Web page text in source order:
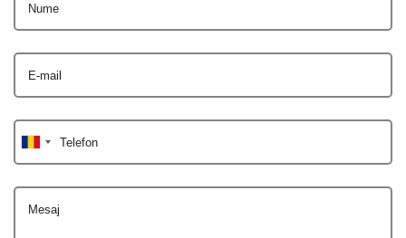
Nume
E-mail
Telefon
Mesaj